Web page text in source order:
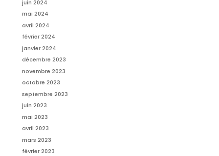
juin 2024
mai 2024
avril 2024
février 2024
janvier 2024
décembre 2023
novembre 2023
octobre 2023
septembre 2023
juin 2023
mai 2023
avril 2023
mars 2023
février 2023